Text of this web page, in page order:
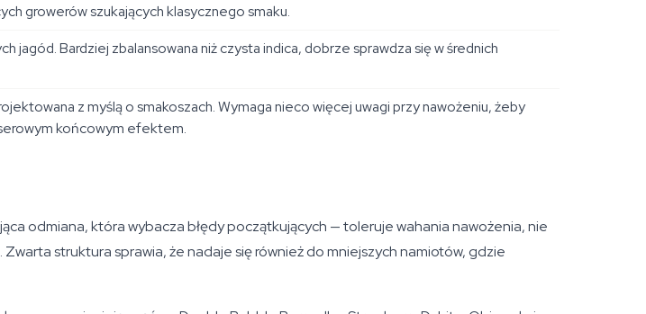
growerów szukających klasycznego smaku.
jagód. Bardziej zbalansowana niż czysta indica, dobrze sprawdza się w średnich
z myślą o smakoszach. Wymaga nieco więcej uwagi przy nawożeniu, żeby
końcowym efektem.
odmiana, która wybacza błędy początkujących — toleruje wahania nawożenia, nie
struktura sprawia, że nadaje się również do mniejszych namiotów, gdzie